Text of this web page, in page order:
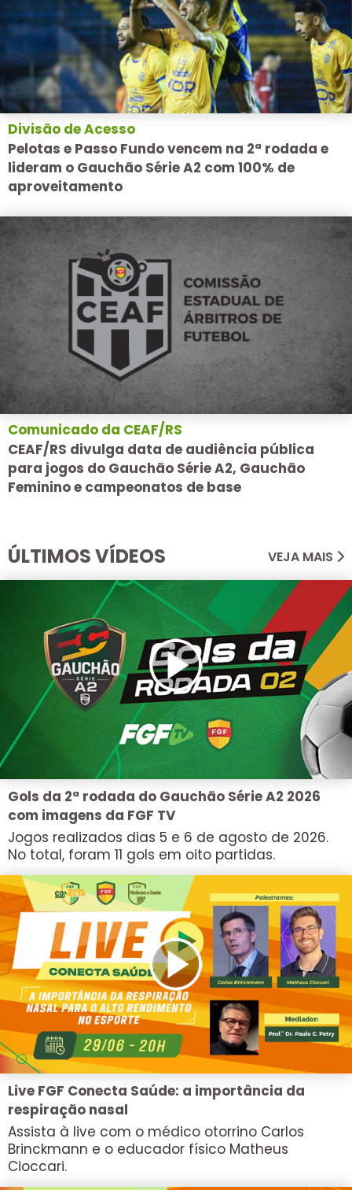
Divisão de Acesso
Pelotas e Passo Fundo vencem na 2ª rodada e
lideram o Gauchão Série A2 com 100% de
aproveitamento
Comunicado da CEAF/RS
CEAF/RS divulga data de audiência pública
para jogos do Gauchão Série A2, Gauchão
Feminino e campeonatos de base
ÚLTIMOS VÍDEOS VEJA MAIS
Gols da 2ª rodada do Gauchão Série A2 2026
com imagens da FGF TV
Jogos realizados dias 5 e 6 de agosto de 2026.
No total, foram 11 gols em oito partidas.
Live FGF Conecta Saúde: a importância da
respiração nasal
Assista à live com o médico otorrino Carlos
Brinckmann e o educador físico Matheus
Cioccari.